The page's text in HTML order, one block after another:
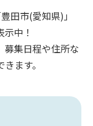
田市(愛知県)」
中！
募集日程や住所な
ます。